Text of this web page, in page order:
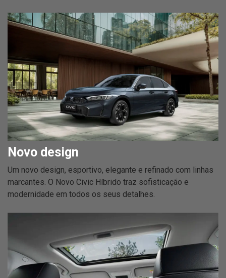
Novo design
Um novo design, esportivo, elegante e refinado com linhas
marcantes. O Novo Civic Híbrido traz sofisticação e
modernidade em todos os seus detalhes.